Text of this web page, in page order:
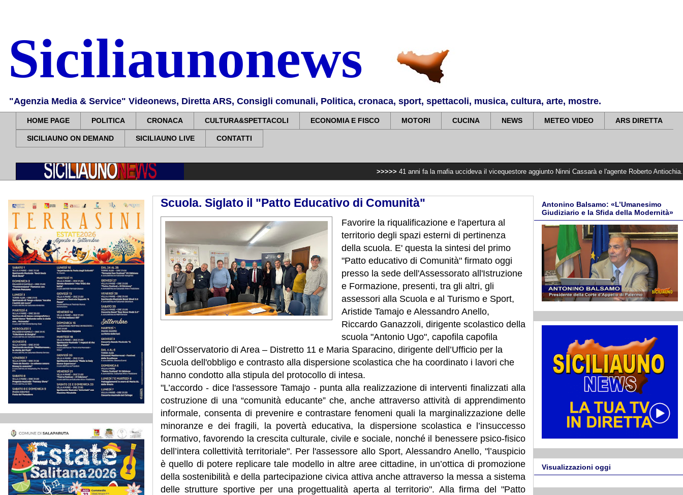
Siciliaunonews
"Agenzia Media & Service" Videonews, Diretta ARS, Consigli comunali, Politica, cronaca, sport, spettacoli, musica, cultura, arte, mostre.
HOME PAGE POLITICA CRONACA CULTURA&SPETTACOLI ECONOMIA E FISCO MOTORI CUCINA NEWS METEO VIDEO ARS DIRETTA
SICILIAUNO ON DEMAND SICILIAUNO LIVE CONTATTI
41 anni fa la mafia uccideva il vicequestore aggiunto Ninni Cassarà e l'agente Roberto Antiochia. Il
Scuola. Siglato il "Patto Educativo di Comunità"
Favorire la riqualificazione e l'apertura al
territorio degli spazi esterni di pertinenza
della scuola. E' questa la sintesi del primo
"Patto educativo di Comunità" firmato oggi
presso la sede dell'Assessorato all'Istruzione
e Formazione, presenti, tra gli altri, gli
assessori alla Scuola e al Turismo e Sport,
Aristide Tamajo e Alessandro Anello,
Riccardo Ganazzoli, dirigente scolastico della
scuola "Antonio Ugo", capofila capofila
dell’Osservatorio di Area – Distretto 11 e Maria Sparacino, dirigente dell’Ufficio per la
Scuola dell'obbligo e contrasto alla dispersione scolastica che ha coordinato i lavori che
hanno condotto alla stipula del protocollo di intesa.
"L’accordo - dice l'assessore Tamajo - punta alla realizzazione di interventi finalizzati alla
costruzione di una “comunità educante” che, anche attraverso attività di apprendimento
informale, consenta di prevenire e contrastare fenomeni quali la marginalizzazione delle
minoranze e dei fragili, la povertà educativa, la dispersione scolastica e l’insuccesso
formativo, favorendo la crescita culturale, civile e sociale, nonché il benessere psico-fisico
dell’intera collettività territoriale". Per l'assessore allo Sport, Alessandro Anello, "l’auspicio
è quello di potere replicare tale modello in altre aree cittadine, in un’ottica di promozione
della sostenibilità e della partecipazione civica attiva anche attraverso la messa a sistema
delle strutture sportive per una progettualità aperta al territorio". Alla firma del "Patto
Antonino Balsamo: «L’Umanesimo
Giudiziario e la Sfida della Modernità»
Visualizzazioni oggi